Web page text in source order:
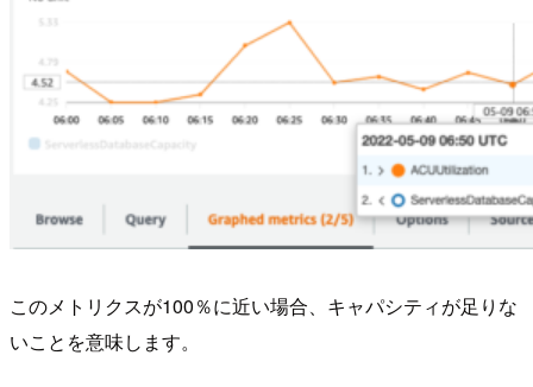
このメトリクスが100％に近い場合、キャパシティが足りな
いことを意味します。